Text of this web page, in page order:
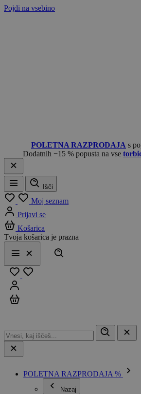
Pojdi na vsebino
POLETNA RAZPRODAJA s
Dodatnih −15 % popusta na vse
Meni
Išči
Moj seznam
Prijavi se
Košarica
Tvoja košarica je prazna
Meni
Zapri
POLETNA RAZPRODAJA %
Nazaj